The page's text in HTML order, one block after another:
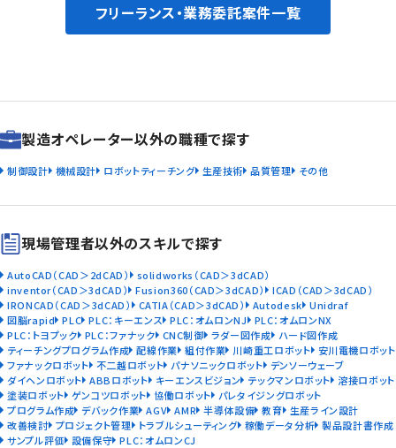
フリーランス・業務委託案件一覧
製造オペレーター以外の職種で探す
制御設計 機械設計 ロボットティーチング 生産技術 品質管理 その他
現場管理者以外のスキルで探す
AutoCAD（CAD＞2dCAD）
solidworks（CAD＞3dCAD）
inventor（CAD＞3dCAD） Fusion360（CAD＞3dCAD）
ICAD（CAD＞3dCAD）
IRONCAD（CAD＞3dCAD）
CATIA（CAD＞3dCAD） Autodesk Unidraf
図脳rapid PLC PLC：キーエンス PLC：オムロンNJ
PLC：オムロンNX
PLC：トヨプック PLC：ファナック CNC制御 ラダー図作成
ハード図作成
ティーチングプログラム作成 配線作業 組付作業 川崎重工ロボット
安川電機ロボット
ファナックロボット
不二越ロボット パナソニックロボット デンソーウェーブ
ダイヘンロボット ABBロボット キーエンスビジョン テックマンロボット 溶接ロボット
塗装ロボット ゲンコツロボット 協働ロボット
パレタイジングロボット
プログラム作成 デバック作業 AGV AMR 半導体設備 教育 生産ライン設計
改善検討 プロジェクト管理 トラブルシューティング 稼働データ分析 製品設計書作成
サンプル評価 設備保守 PLC：オムロンCJ